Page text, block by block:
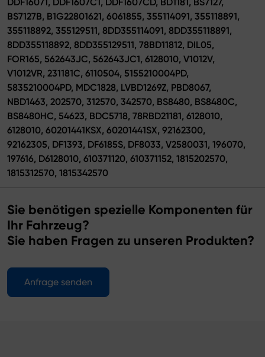
BS7127B, B1G22801621, 6061855, 355114091, 355118891,
355118892, 355129511, 8DD355114091, 8DD355118891,
8DD355118892, 8DD355129511, 78BD11812, DIL05,
FOR165, 562643JC, 562643JC1, 6128010, V1012V,
V1012VR, 231181C, 6110504, 5155210004PD,
5835210004PD, MDC1828, LVBD1269Z, PBD8067,
NBD1463, 202570, 312570, 342570, BS8480, BS8480C,
BS8480HC, 54623, BDC5718, 78RBD21181, 6128010,
6128010, 60201441KSX, 60201441SX, 92162300,
92162305, DF1393, DF6185S, DF8033, V2580031, 196070,
197616, D6128010, 610371120, 610371152, 1815202570,
1815312570, 1815342570
Sie benötigen spezielle Komponenten für
Ihr Fahrzeug?
Sie haben Fragen zu unseren Produkten?
Anfrage senden